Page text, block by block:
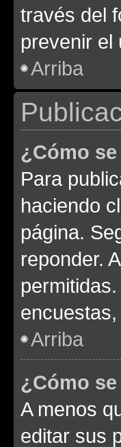
través del
prevenir el
Arriba
¿Cómo
Para
haciendo
página.
reponder.
encuestas,
Arriba
¿Cómo
A menos
editar sus